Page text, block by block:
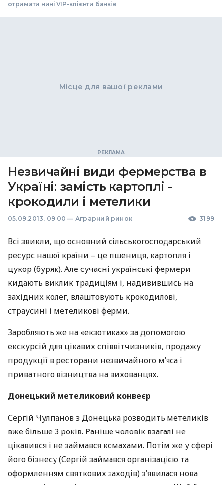
отримати нині VIP-клієнти банків
Місце для вашої реклами
Незвичайні види фермерства в
Україні: замість картоплі -
крокодили і метелики
05.09.2013, 09:00 — Аграрний ринок 3199
Всі звикли, що основний сільськогосподарський
ресурс нашої країни – це пшениця, картопля і
цукор (буряк). Але сучасні українські фермери
кидають виклик традиціям і, надивившись на
західних колег, влаштовують крокодилові,
страусині і метеликові ферми.
Заробляють же на «екзотиках» за допомогою
екскурсій для цікавих співвітчизників, продажу
продукції в ресторани незвичайного м’яса і
приватного візництва на вихованцях.
Донецький метеликовий конвеєр
Сергій Чулпанов з Донецька розводить метеликів
вже більше 3 років. Раніше чоловік взагалі не
цікавився і не займався комахами. Потім же у сфері
його бізнесу (Сергій займався організацією та
оформленням святкових заходів) з’явилася нова